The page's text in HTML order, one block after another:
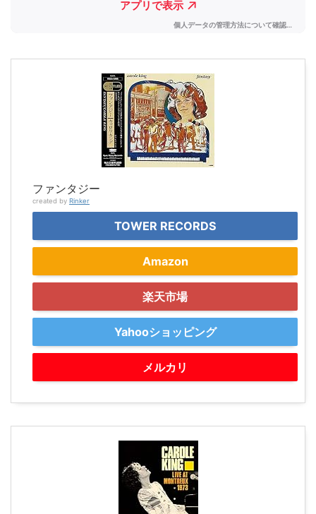
ファンタジー
created by Rinker
TOWER RECORDS
Amazon
楽天市場
Yahooショッピング
メルカリ